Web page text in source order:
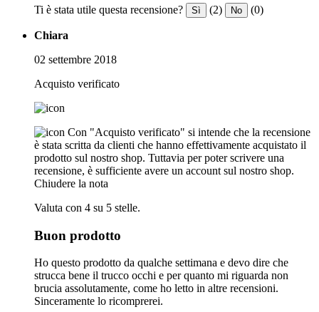
Ti è stata utile questa recensione? Sì (2) No (0)
Chiara
02 settembre 2018
Acquisto verificato
Con "Acquisto verificato" si intende che la recensione
è stata scritta da clienti che hanno effettivamente acquistato il
prodotto sul nostro shop. Tuttavia per poter scrivere una
recensione, è sufficiente avere un account sul nostro shop.
Chiudere la nota
Valuta con 4 su 5 stelle.
Buon prodotto
Ho questo prodotto da qualche settimana e devo dire che
strucca bene il trucco occhi e per quanto mi riguarda non
brucia assolutamente, come ho letto in altre recensioni.
Sinceramente lo ricomprerei.